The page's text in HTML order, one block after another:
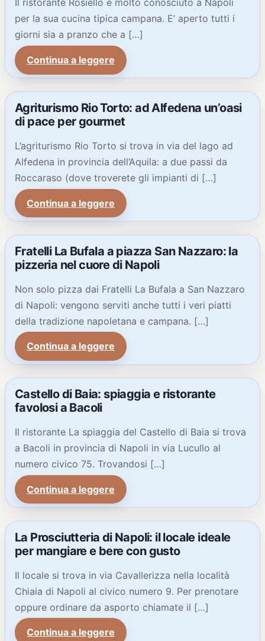
Il ristorante Rosiello è molto conosciuto a Napoli
per la sua cucina tipica campana. E’ aperto tutti i
giorni sia a pranzo che a […]
Continua a leggere
Agriturismo Rio Torto: ad Alfedena un’oasi
di pace per gourmet
L’agriturismo Rio Torto si trova in via del lago ad
Alfedena in provincia dell’Aquila: a due passi da
Roccaraso (dove troverete gli impianti di […]
Continua a leggere
Fratelli La Bufala a piazza San Nazzaro: la
pizzeria nel cuore di Napoli
Non solo pizza dai Fratelli La Bufala a San Nazzaro
di Napoli: vengono serviti anche tutti i veri piatti
della tradizione napoletana e campana. […]
Continua a leggere
Castello di Baia: spiaggia e ristorante
favolosi a Bacoli
Il ristorante La spiaggia del Castello di Baia si trova
a Bacoli in provincia di Napoli in via Lucullo al
numero civico 75. Trovandosi […]
Continua a leggere
La Prosciutteria di Napoli: il locale ideale
per mangiare e bere con gusto
Il locale si trova in via Cavallerizza nella località
Chiaia di Napoli al civico numero 9. Per prenotare
oppure ordinare da asporto chiamate il […]
Continua a leggere